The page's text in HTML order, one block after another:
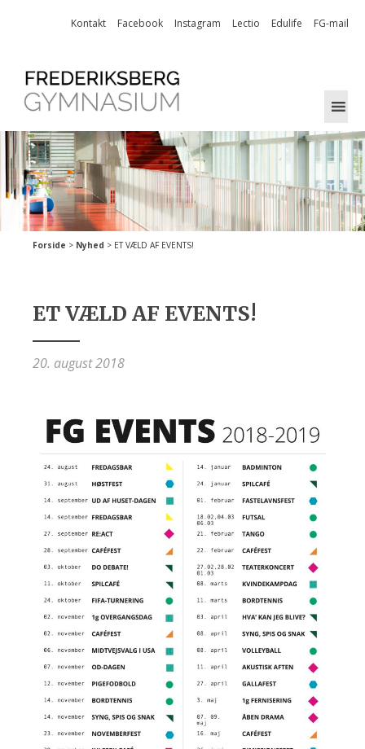
Kontakt Facebook Instagram Lectio Edulife FG-mail
Forside > Nyhed > ET VÆLD AF EVENTS!
ET VÆLD AF EVENTS!
20. august 2018